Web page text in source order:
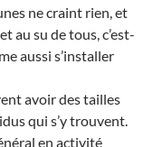
ne craint rien, et
au su de tous, c’est-
aussi s’installer
avoir des tailles
qui s’y trouvent.
en activité